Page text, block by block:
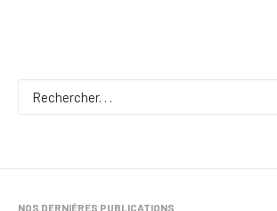
NOS DERNIÈRES PUBLICATIONS